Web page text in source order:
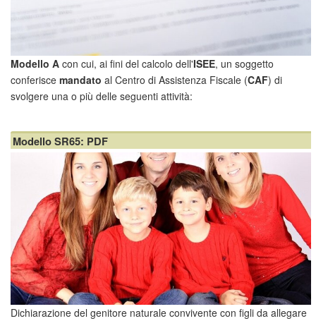
Modello A con cui, ai fini del calcolo dell'ISEE, un soggetto
conferiscemandato al Centro di Assistenza Fiscale (CAF) di
svolgere una o più delle seguenti attività:
Unica (DSU);
ricezione della DSU e verifica della sua completezza;
Modello SR65: PDF
Dichiarazione del genitore naturale convivente con figli da allegare